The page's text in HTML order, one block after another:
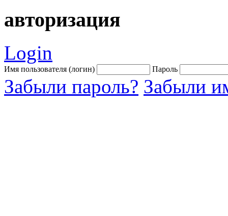
авторизация
Login
Имя пользователя (логин) Пароль
Забыли пароль? Забыли